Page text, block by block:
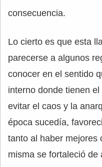
consecuencia.
Lo cierto es que esta
parecerse a algunos
conocer en el sentido
interno donde tienen
evitar el caos y la
época sucedía,
tanto al haber mejores
misma se fortaleció de